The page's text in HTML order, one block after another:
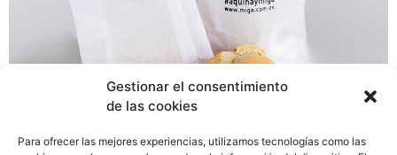
Gestionar el consentimiento
de las cookies
Para ofrecer las mejores experiencias, utilizamos tecnologías como las